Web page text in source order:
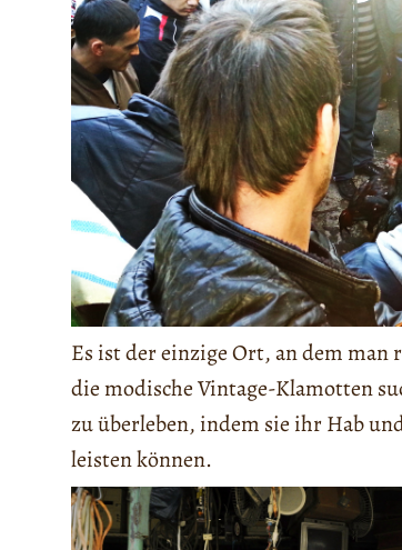
Es ist der einzige Ort, an dem
die modische Vintage-Klamotten
zu überleben, indem sie ihr Hab
leisten können.